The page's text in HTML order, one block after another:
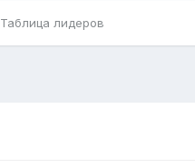
Таблица лидеров